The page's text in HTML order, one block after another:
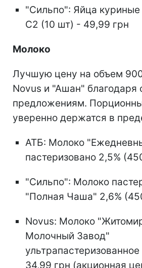
"Сильпо": Яйца
С2 (10 шт) - 49,99 грн
Молоко
Лучшую цену на объем
Novus и "Ашан" благодаря
предложениям.
уверенно держатся в
АТБ: Молоко
пастеризовано 2,5%
"Сильпо": Молоко
"Полная Чаша" 2,6%
Novus: Молоко
Молочный Завод"
34,99 грн (акционная